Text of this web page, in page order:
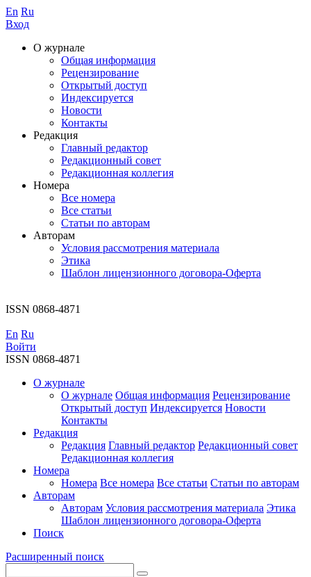
En Ru
Вход
О журнале
Общая информация
Рецензирование
Открытый доступ
Индексируется
Новости
Контакты
Редакция
Главный редактор
Редакционный совет
Редакционная коллегия
Номера
Все номера
Все статьи
Статьи по авторам
Авторам
Условия рассмотрения материала
Этика
Шаблон лицензионного договора-Оферта
ISSN 0868-4871
En Ru
Войти
ISSN 0868-4871
О журнале
О журнале Общая информация Рецензирование
Открытый доступ Индексируется Новости
Контакты
Редакция
Редакция Главный редактор Редакционный совет
Редакционная коллегия
Номера
Номера Все номера Все статьи Статьи по авторам
Авторам
Авторам Условия рассмотрения материала Этика
Шаблон лицензионного договора-Оферта
Поиск
Расширенный поиск